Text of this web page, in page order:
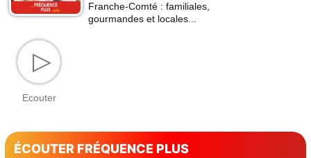
Franche-Comté : familiales,
gourmandes et locales...
▷
Ecouter
ÉCOUTER FRÉQUENCE PLUS